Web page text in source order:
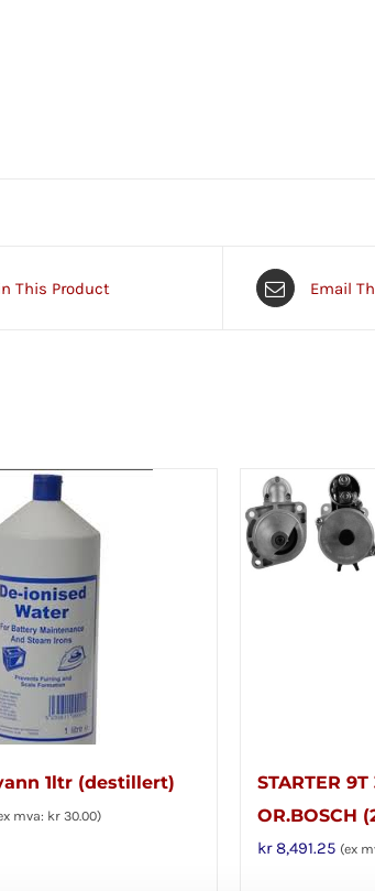
This Product Email
1ltr (destillert)
mva: kr 30.00)
STARTER
OR.BOSCH
kr8,491.25 (ex